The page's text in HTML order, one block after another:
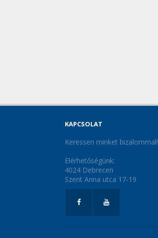
KAPCSOLAT
Keressen minket bizalommal!
Elérhetőségünk:
4024 Debrecen
Szent Anna utca 17-19